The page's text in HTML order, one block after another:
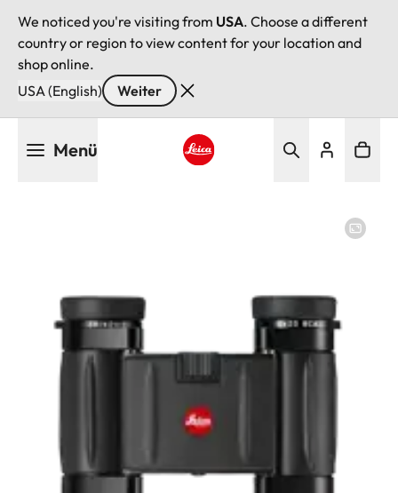
We noticed you're visiting from USA. Choose a different
country or region to view content for your location and
shop online.
USA (English)
Weiter
Menü